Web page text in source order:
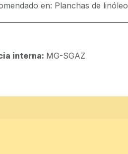
en: Planchas de linóleo
interna: MG-SGAZ